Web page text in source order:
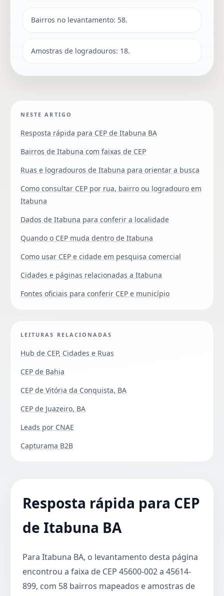
Bairros no levantamento: 58.
Amostras de logradouros: 18.
NESTE ARTIGO
Resposta rápida para CEP de Itabuna BA
Bairros de Itabuna com faixas de CEP
Ruas e logradouros de Itabuna para orientar a busca
Como consultar CEP por rua, bairro ou logradouro em
Itabuna
Dados de Itabuna para conferir a localidade
Quando o CEP muda dentro de Itabuna
Como usar CEP e cidade em pesquisa comercial
Cidades e páginas relacionadas a Itabuna
Fontes oficiais para conferir CEP e município
LEITURAS RELACIONADAS
Hub de CEP, Cidades e Ruas
CEP de Bahia
CEP de Vitória da Conquista, BA
CEP de Juazeiro, BA
Leads por CNAE
Capturama B2B
Resposta rápida para CEP
de Itabuna BA
Para Itabuna BA, o levantamento desta página
encontrou a faixa de CEP 45600-002 a 45614-
899, com 58 bairros mapeados e amostras de